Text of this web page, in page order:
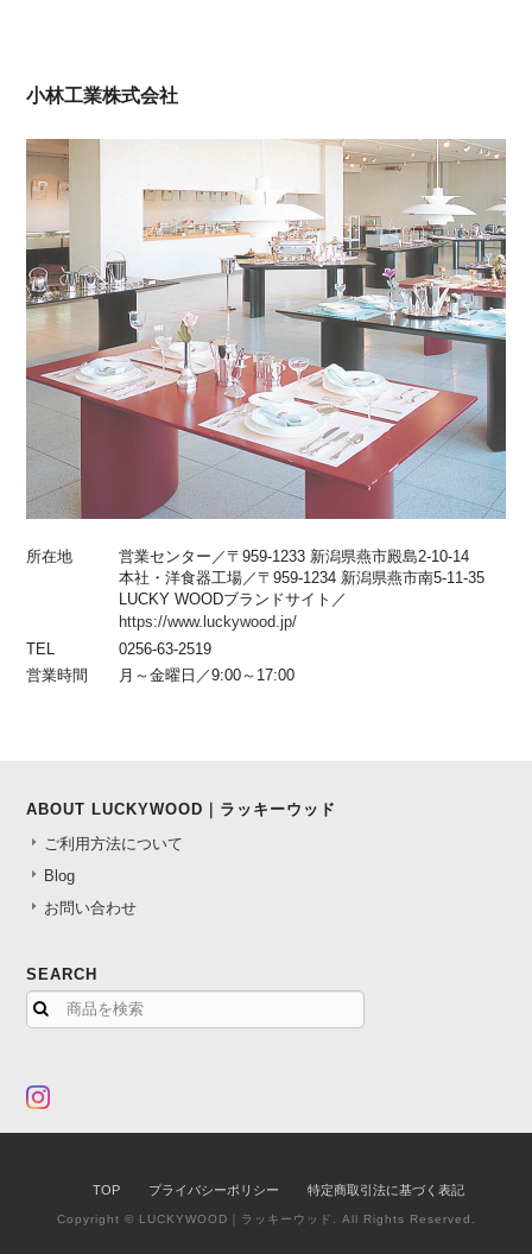
小林工業株式会社
所在地
営業センター／〒959-1233 新潟県燕市殿島2-10-14
本社・洋食器工場／〒959-1234 新潟県燕市南5-11-35
LUCKY WOODブランドサイト／
https://www.luckywood.jp/
TEL
0256-63-2519
営業時間
月～金曜日／9:00～17:00
ABOUT LUCKYWOOD｜ラッキーウッド
ご利用方法について
Blog
お問い合わせ
SEARCH
TOP プライバシーポリシー 特定商取引法に基づく表記
Copyright © LUCKYWOOD｜ラッキーウッド. All Rights Reserved.